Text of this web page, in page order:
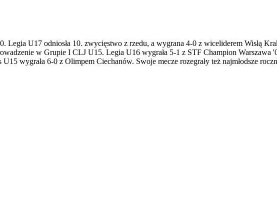
Legia U17 odniosła 10. zwycięstwo z rzedu, a wygrana 4-0 z wiceliderem Wisłą
w Grupie I CLJ U15. Legia U16 wygrała 5-1 z STF Champion Warszawa
wygrała 6-0 z Olimpem Ciechanów. Swoje mecze rozegrały też najmłodsze